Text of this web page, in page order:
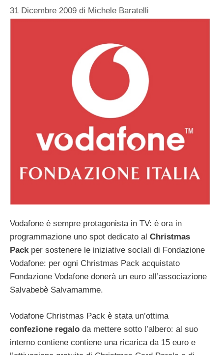
31 Dicembre 2009 di Michele Baratelli
Vodafone è sempre protagonista in TV: è ora in
programmazione uno spot dedicato al Christmas
Packper sostenere le iniziative sociali di Fondazione
Vodafone: per ogni Christmas Pack acquistato
Fondazione Vodafone donerà un euro all’associazione
Salvabebè Salvamamme.
Vodafone Christmas Pack è stata un’ottima
confezione regalo da mettere sotto l’albero: al suo
interno contiene contiene una ricarica da 15 euro e